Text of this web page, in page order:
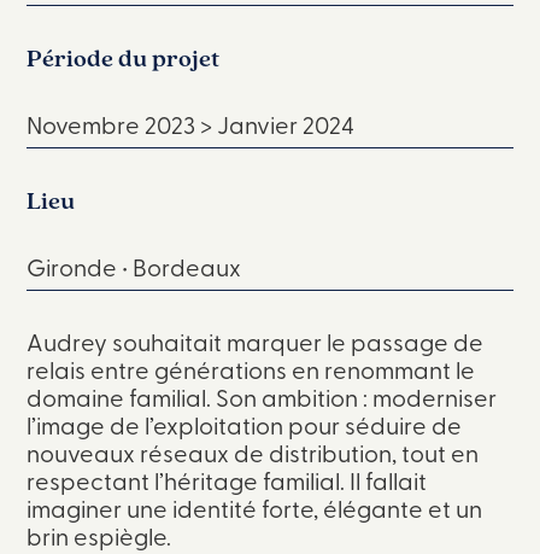
Période du projet
Novembre 2023 > Janvier 2024
Lieu
Gironde • Bordeaux
Audrey souhaitait marquer le passage de
relais entre générations en renommant le
domaine familial. Son ambition : moderniser
l’image de l’exploitation pour séduire de
nouveaux réseaux de distribution, tout en
respectant l’héritage familial. Il fallait
imaginer une identité forte, élégante et un
brin espiègle.